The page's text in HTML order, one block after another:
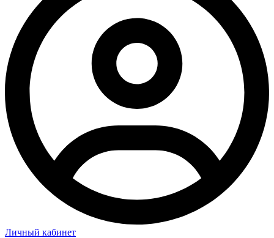
Личный кабинет